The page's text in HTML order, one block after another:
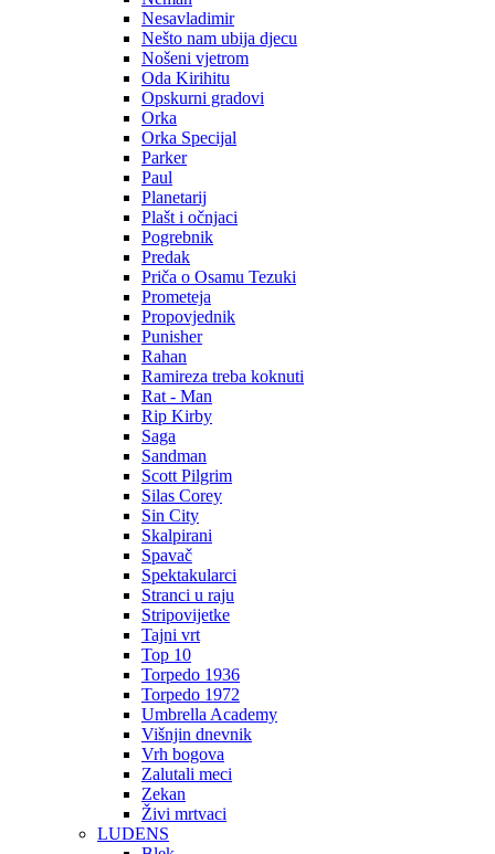
Nesavladimir
Nešto nam ubija djecu
Nošeni vjetrom
Oda Kirihitu
Opskurni gradovi
Orka
Orka Specijal
Parker
Paul
Planetarij
Plašt i očnjaci
Pogrebnik
Predak
Priča o Osamu Tezuki
Prometeja
Propovjednik
Punisher
Rahan
Ramireza treba koknuti
Rat - Man
Rip Kirby
Saga
Sandman
Scott Pilgrim
Silas Corey
Sin City
Skalpirani
Spavač
Spektakularci
Stranci u raju
Stripovijetke
Tajni vrt
Top 10
Torpedo 1936
Torpedo 1972
Umbrella Academy
Višnjin dnevnik
Vrh bogova
Zalutali meci
Zekan
Živi mrtvaci
LUDENS